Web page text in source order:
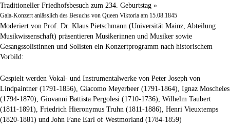
Traditioneller Friedhofsbesuch zum 234. Geburtstag »
Gala-Konzert anlässlich des Besuchs von Queen Viktoria am 15.08.1845
Moderiert von Prof. Dr. Klaus Pietschmann (Universität Mainz, Abteilung
Musikwissenschaft) präsentieren Musikerinnen und Musiker sowie
Gesangssolistinnen und Solisten ein Konzertprogramm nach historischem
Vorbild:
Gespielt werden Vokal- und Instrumentalwerke von Peter Joseph von
Lindpaintner (1791-1856), Giacomo Meyerbeer (1791-1864), Ignaz Moscheles
(1794-1870), Giovanni Battista Pergolesi (1710-1736), Wilhelm Taubert
(1811-1891), Friedrich Hieronymus Truhn (1811-1886), Henri Vieuxtemps
(1820-1881) und John Fane Earl of Westmorland (1784-1859)